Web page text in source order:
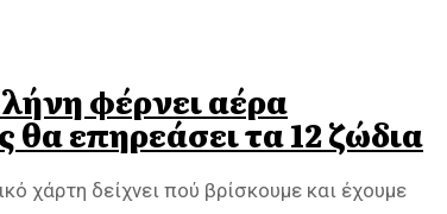
φέρνει αέρα
επηρεάσει τα 12 ζώδια
χάρτη δείχνει πού βρίσκουμε και έχουμε